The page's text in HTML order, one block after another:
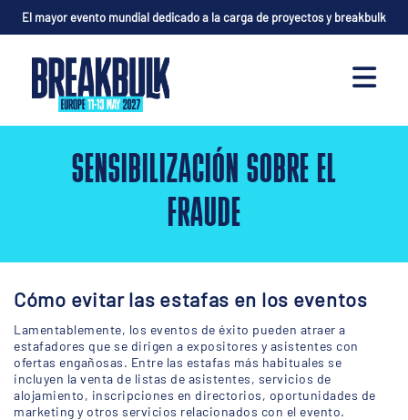
El mayor evento mundial dedicado a la carga de proyectos y breakbulk
SENSIBILIZACIÓN SOBRE EL
FRAUDE
Cómo evitar las estafas en los eventos
Lamentablemente, los eventos de éxito pueden atraer a
estafadores que se dirigen a expositores y asistentes con
ofertas engañosas. Entre las estafas más habituales se
incluyen la venta de listas de asistentes, servicios de
alojamiento, inscripciones en directorios, oportunidades de
marketing y otros servicios relacionados con el evento.